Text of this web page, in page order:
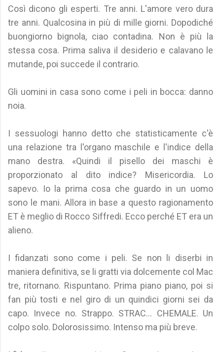
Così dicono gli esperti. Tre anni. L'amore vero dura
tre anni. Qualcosina in più di mille giorni. Dopodiché
buongiorno bignola, ciao contadina. Non è più la
stessa cosa. Prima saliva il desiderio e calavano le
mutande, poi succede il contrario.
Gli uomini in casa sono come i peli in bocca: danno
noia.
I sessuologi hanno detto che statisticamente c'è
una relazione tra l'organo maschile e l'indice della
mano destra. «Quindi il pisello dei maschi è
proporzionato al dito indice? Misericordia. Lo
sapevo. Io la prima cosa che guardo in un uomo
sono le mani. Allora in base a questo ragionamento
ET è meglio di Rocco Siffredi. Ecco perché ET era un
alieno.
I fidanzati sono come i peli. Se non li diserbi in
maniera definitiva, se li gratti via dolcemente col Mac
tre, ritornano. Rispuntano. Prima piano piano, poi si
fan più tosti e nel giro di un quindici giorni sei da
capo. Invece no. Strappo. STRAC... CHEMALE. Un
colpo solo. Dolorosissimo. Intenso ma più breve.